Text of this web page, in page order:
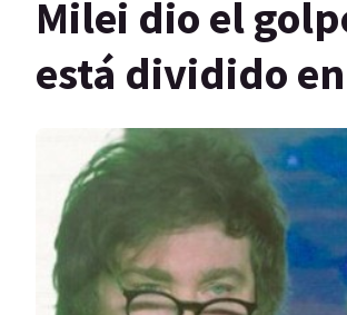
Milei dio el
está dividido